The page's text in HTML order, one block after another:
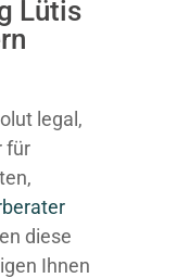
Lütis
legal,
für
diese
Ihnen